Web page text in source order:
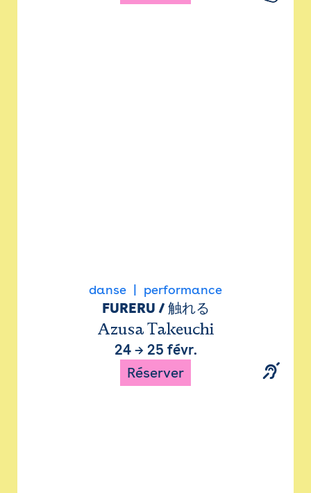
danse performance
FURERU / 触れる
Azusa Takeuchi
24→ 25 févr.
Réserver